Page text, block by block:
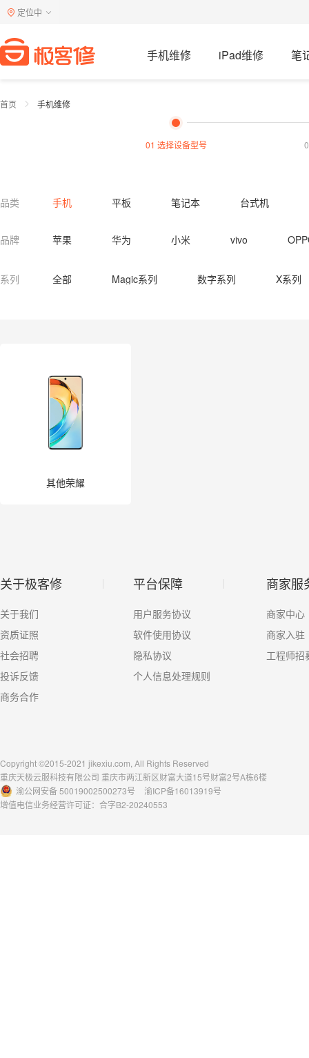
定位中
手机维修 iPad维修 笔
首页 手机维修
01 选择设备型号
品类 手机 平板 笔记本
台式机
马桶疏通
蹲便疏通 下水道疏通
品牌 苹果 华为 小米 vivo
系列 全部 Magic系列 数字系列 X系列
其他荣耀
关于极客修
关于我们
资质证照
社会招聘
投诉反馈
商务合作
平台保障
用户服务协议
软件使用协议
隐私协议
个人信息处理规则
商家服
商家中心
商家入驻
工程师招
Copyright ©2015-2021 jikexiu.com, All Rights Reserved
重庆天极云服科技有限公司 重庆市两江新区财富大道15号财富2号A栋6楼
渝公网安备 50019002500273号
渝ICP备16013919号
增值电信业务经营许可证：合字B2-20240553